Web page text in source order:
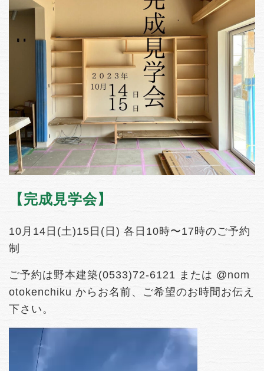
【完成見学会】
10月14日(土)15日(日) 各日10時〜17時のご予約
制
ご予約は野本建築(0533)72-6121 または @nom
otokenchiku からお名前、ご希望のお時間お伝え
下さい。
動